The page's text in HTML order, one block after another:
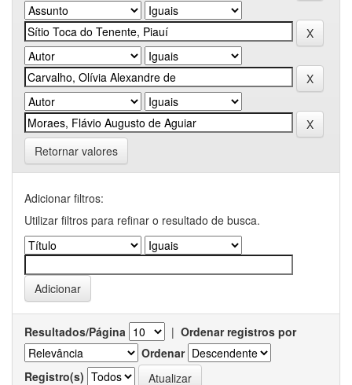
Retornar valores
Adicionar filtros:
Utilizar filtros para refinar o resultado de busca.
Resultados/Página | Ordenar registros por
Ordenar
Registro(s)